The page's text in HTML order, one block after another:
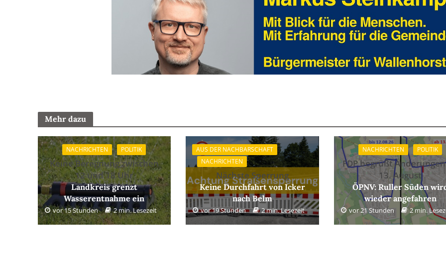
Mehr dazu
NACHRICHTEN POLITIK
Keine Beregnung zwischen
12 und 18 Uhr
Landkreis grenzt
Wasserentnahme ein
vor 15 Stunden 2 min. Lesezeit
AUS DER NACHBARSCHAFT
NACHRICHTEN
Nächste Sperrung
Keine Durchfahrt von Icker
nach Belm
vor 19 Stunden 2 min. Lesezeit
NACHRICHTEN POLITIK
FDP begrüßt
13. August
ÖPNV: Ruller Süden
wieder angefahren
vor 21 Stunden 2 min.